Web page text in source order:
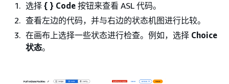
选择 { } Code 按钮来查看 ASL 代码。
查看左边的代码，并与右边的状态机图进行比较。
在画布上选择一些状态进行检查。例如，选择 Choice
状态。